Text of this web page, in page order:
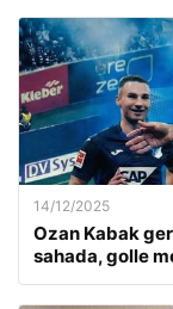
14/12/2025
Ozan Kabak
sahada, golle